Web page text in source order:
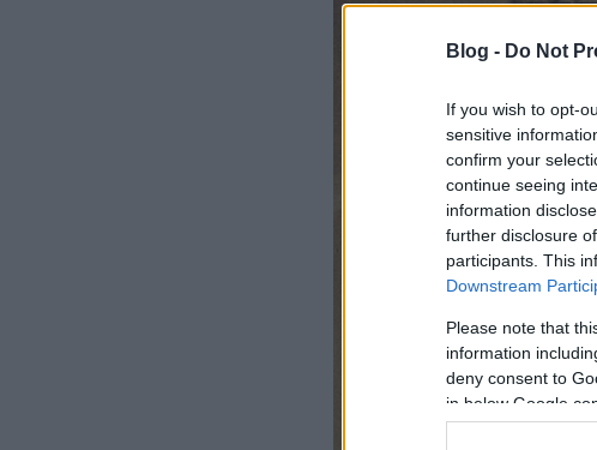
Blog - Do Not
If you wish to opt-
sensitive
confirm your
continue seeing
information
further disclosure
participants. This
Downstream
Please note that
information
deny consent to
in below Google